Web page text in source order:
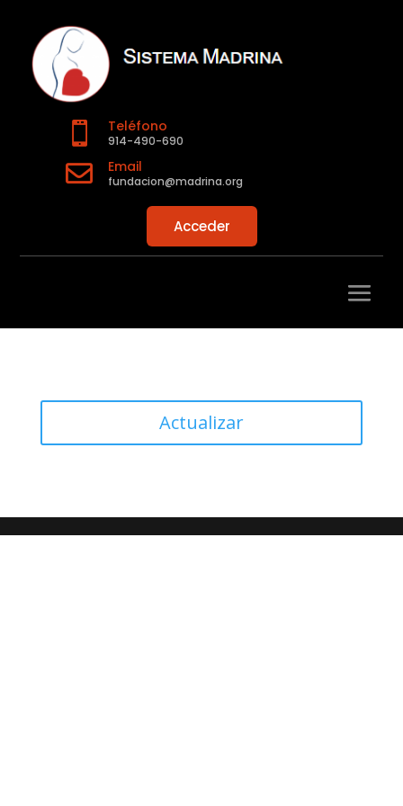
 Teléfono
914-490-690
 Email
fundacion@madrina.org
Acceder
Actualizar